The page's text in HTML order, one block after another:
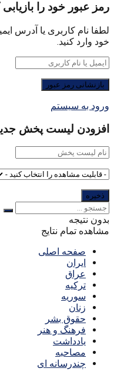
رمز عبور خود را بازیابی
لطفا نام کاربری یا آدرس
خود وارد کنید.
ورود به سیستم
افزودن لیست پخش
بدون نتیجه
مشاهده تمام نتایج
صفحه اصلی
ایران
عراق
ترکیه
سوریه
زنان
حقوق بشر
فرهنگ و هنر
یادداشت
مصاحبه
چندرسانه ای